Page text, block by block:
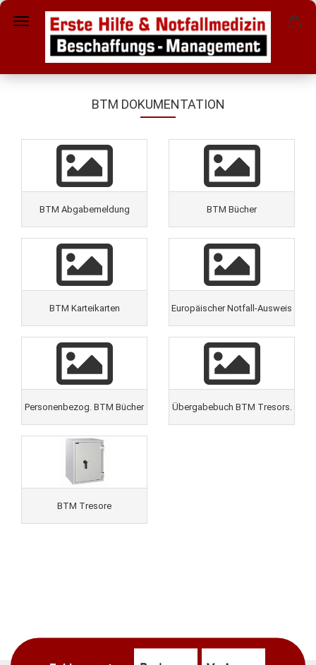
BTM DOKUMENTATION
BTM Abgabemeldung BTM Bücher
BTM Karteikarten Europäischer Notfall-Ausweis
Personenbezog. BTM Bücher Übergabebuch BTM Tresors.
BTM Tresore